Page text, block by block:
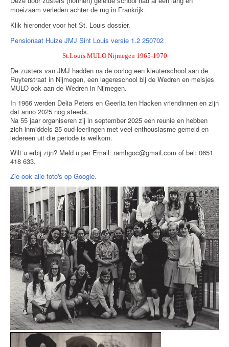
moeizaam verleden achter de rug in Frankrijk.
Klik hieronder voor het St. Louis dossier.
Pensionaat Huize JMJ Sint Louis versie 1.2 250702
St.Louis MULO Nijmegen 1965-1970
De zusters van JMJ hadden na de oorlog een kleuterschool aan de
Ruyterstraat in Nijmegen, een lagereschool bij de Wedren en meisjes
MULO ook aan de Wedren in Nijmegen.
In 1966 werden Delia Peters en Geerlia ten Hacken vriendinnen en zijn
dat anno 2025 nog steeds.
Na 55 jaar organiseren zij in september 2025 een reunie en hebben
zich inmiddels 25 oud-leerlingen met veel enthousiasme gemeld en
iedereen uit die periode is welkom.
Wilt u erbij zijn? Meld u per Email: ramhgoc@gmail.com of bel: 0651
418 633.
Zie ook alle foto's op Google.